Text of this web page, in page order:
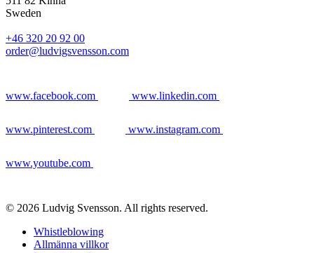
Sweden
+46 320 20 92 00
order@ludvigsvensson.com
www.facebook.com www.linkedin.com
www.pinterest.com www.instagram.com
www.youtube.com
© 2026 Ludvig Svensson. All rights reserved.
Whistleblowing
Allmänna villkor